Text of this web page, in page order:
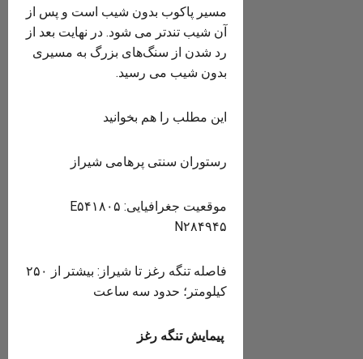
مسیر پاکوب بدون شیب است و پس از
آن شیب تندتر می شود. در نهایت بعد از
رد شدن از سنگ‌های بزرگ به مسیری
بدون شیب می رسید.
این مطلب را هم بخوانید
رستوران سنتی پرهامی شیراز
موقعیت جغرافیایی: E۵۴۱۸۰۵
N۲۸۴۹۴۵
فاصله تنگه رغز تا شیراز: بیشتر از ۲۵۰
کیلومتر؛ حدود سه ساعت
پیمایش تنگه رغز